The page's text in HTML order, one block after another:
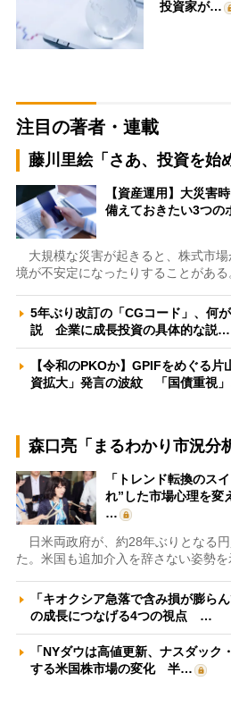
投資家が…
注目の著者・連載
藤川里絵「さあ、投資を始
【資産運用】大災害
備えておきたい3つ
大規模な災害が起きると、株式市
境が不安定になったりすることがあ
5年ぶり改訂の「CGコード」、何
説 企業に成長投資の具体的な説…
【令和のPKOか】GPIFをめぐる
資拡大」発言の波紋 「国債重視
森口亮「まるわかり市況分
「トレンド転換のス
れ”した市場心理を変
…
日米両政府が、約28年ぶりとなる
た。米国も追加介入を辞さない姿勢
「キオクシア急落で含み損が膨ら
の成長につなげる4つの視点 …
「NYダウは高値更新、ナスダッ
する米国株市場の変化 半…